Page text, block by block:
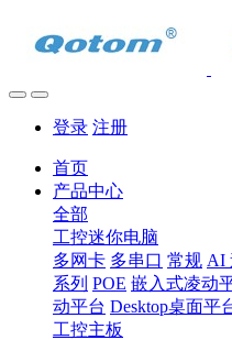
登录 注册
首页
产品中心
全部
工控迷你电脑
多网卡 多串口 常规 AI
系列 POE 嵌入式凌动
动平台 Desktop桌面平
工控主板